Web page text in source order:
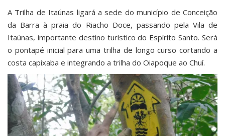
A Trilha de Itaúnas ligará a sede do município de Conceição
da Barra à praia do Riacho Doce, passando pela Vila de
Itaúnas, importante destino turístico do Espírito Santo. Será
o pontapé inicial para uma trilha de longo curso cortando a
costa capixaba e integrando a trilha do Oiapoque ao Chuí.